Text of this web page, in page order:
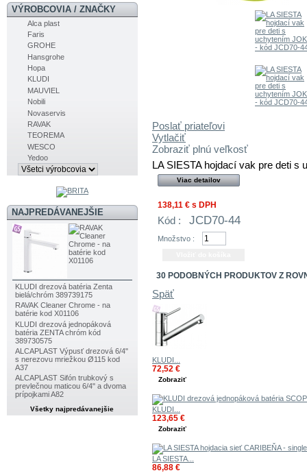
VÝROBCOVIA / ZNAČKY
Alca plast
Faris
GROHE
Hansgrohe
Hopa
KLUDI
MAUVIEL
Nobili
Novaservis
RAVAK
TEOREMA
WESCO
Yedoo
NAJPREDÁVANEJŠIE
KLUDI drezová batéria Zenta
bielá/chróm 389739175
RAVAK Cleaner Chrome - na
batérie kod X01106
KLUDI drezová jednopáková
batéria ZENTA chróm kód
389730575
ALCAPLAST Výpusť drezová 6/4"
s nerezovu mriežkou Ø115 kod
A37
ALCAPLAST Sifón trubkový s
prevlečnou maticou 6/4" a dvoma
prípojkami A82
Všetky najpredávanejšie
Poslať priateľovi
Vytlačiť
Zobraziť plnú veľkosť
LA SIESTA hojdací vak pre deti
Viac detailov
138,11 € s DPH
Kód : JCD70-44
Množstvo :
30 PODOBNÝCH PRODUKTOV Z
Späť
KLUDI...
72,52 €
Zobraziť
KLUDI...
123,65 €
Zobraziť
LA SIESTA...
86,88 €